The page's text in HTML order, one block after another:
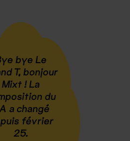
bye Le
T, bonjour
Mixt ! La
du
a changé
février
25.